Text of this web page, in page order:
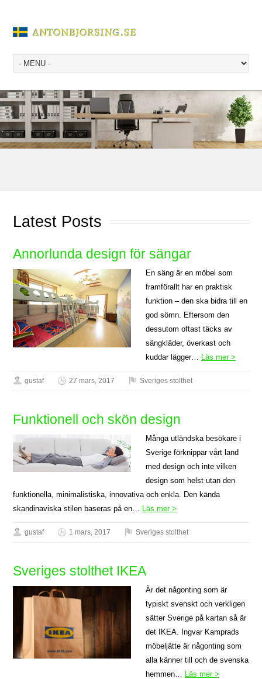
Latest Posts
Annorlunda design för sängar
En säng är en möbel som
framförallt har en praktisk
funktion – den ska bidra till en
god sömn. Eftersom den
dessutom oftast täcks av
sängkläder, överkast och
kuddar lägger… Läs mer >
gustaf 27 mars, 2017 Sveriges stolthet
Funktionell och skön design
Många utländska besökare i
Sverige förknippar vårt land
med design och inte vilken
design som helst utan den
funktionella, minimalistiska, innovativa och enkla. Den kända
skandinaviska stilen baseras på en… Läs mer >
gustaf 1 mars, 2017 Sveriges stolthet
Sveriges stolthet IKEA
Är det någonting som är
typiskt svenskt och verkligen
sätter Sverige på kartan så är
det IKEA. Ingvar Kamprads
möbeljätte är någonting som
alla känner till och de svenska
hemmen… Läs mer >